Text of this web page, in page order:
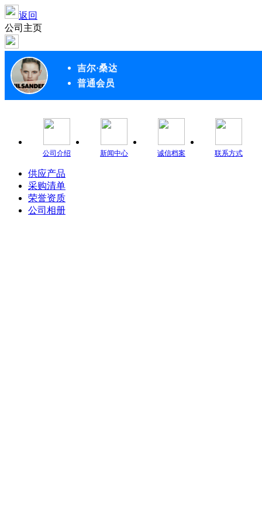
返回
公司主页
吉尔·桑达
普通会员
公司介绍 新闻中心 诚信档案 联系方式
供应产品
采购清单
荣誉资质
公司相册